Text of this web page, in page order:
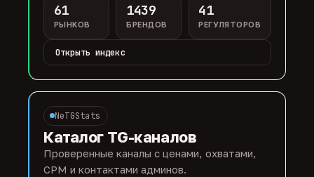
61
РЫНКОВ
1439
БРЕНДОВ
41
РЕГУЛЯТОРОВ
Открыть индекс
NeTGStats
Каталог TG-каналов
Проверенные каналы с ценами, охватами,
CPM и контактами админов.